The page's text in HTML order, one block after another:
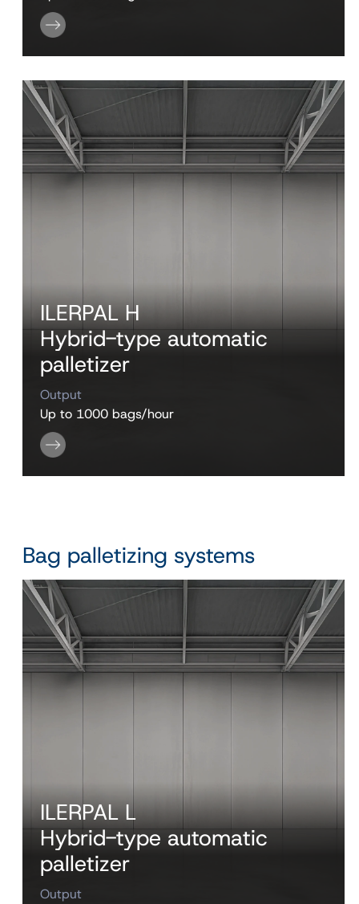
ILERPAL H
Hybrid-type automatic
palletizer
Output
Up to 1000 bags/hour
Bag palletizing systems
ILERPAL L
Hybrid-type automatic
palletizer
Output